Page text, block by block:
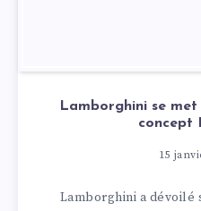
Lamborghini se
concept
15
Lamborghini a